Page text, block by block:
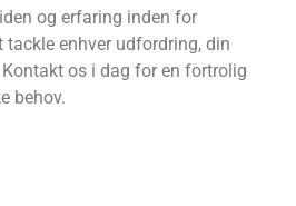
og erfaring inden for
tackle enhver udfordring, din
os i dag for en fortrolig
behov.